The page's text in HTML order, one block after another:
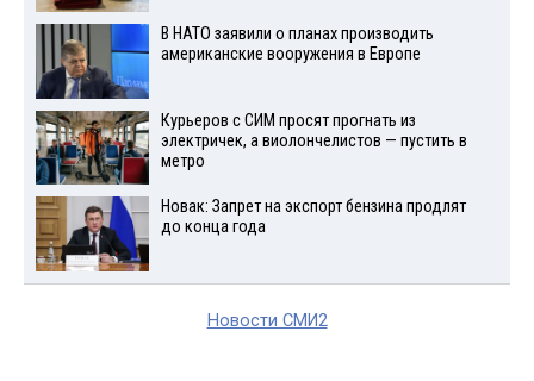
В НАТО заявили о планах производить
американские вооружения в Европе
Курьеров с СИМ просят прогнать из
электричек, а виолончелистов — пустить в
метро
Новак: Запрет на экспорт бензина продлят
до конца года
Новости СМИ2